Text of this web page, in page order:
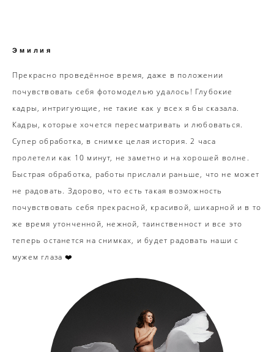
Эмилия
Прекрасно проведённое время, даже в положении
почувствовать себя фотомоделью удалось! Глубокие
кадры, интригующие, не такие как у всех я бы сказала.
Кадры, которые хочется пересматривать и любоваться.
Супер обработка, в снимке целая история. 2 часа
пролетели как 10 минут, не заметно и на хорошей волне.
Быстрая обработка, работы прислали раньше, что не может
не радовать. Здорово, что есть такая возможность
почувствовать себя прекрасной, красивой, шикарной и в то
же время утонченной, нежной, таинственност и все это
теперь останется на снимках, и будет радовать наши с
мужем глаза ❤️